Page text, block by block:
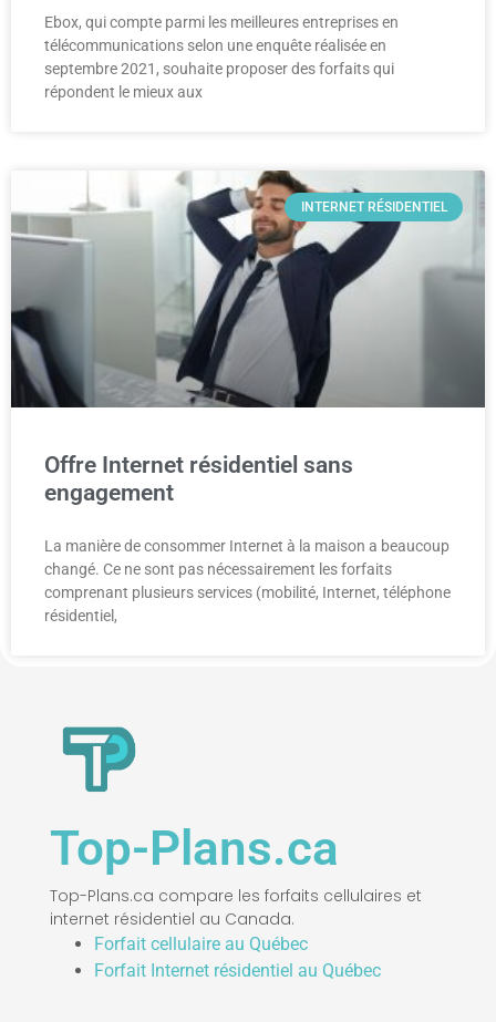
Ebox, qui compte parmi les meilleures entreprises en
télécommunications selon une enquête réalisée en
septembre 2021, souhaite proposer des forfaits qui
répondent le mieux aux
INTERNET RÉSIDENTIEL
Offre Internet résidentiel sans
engagement
La manière de consommer Internet à la maison a beaucoup
changé. Ce ne sont pas nécessairement les forfaits
comprenant plusieurs services (mobilité, Internet, téléphone
résidentiel,
Top-Plans.ca
Top-Plans.ca compare les forfaits cellulaires et
internet résidentiel au Canada.
Forfait cellulaire au Québec
Forfait Internet résidentiel au Québec